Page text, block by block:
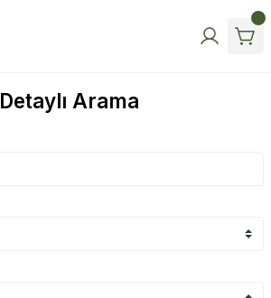
Detaylı Arama